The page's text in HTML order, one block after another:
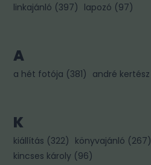
linkajánló (397) lapozó (97)
A
a hét fotója (381) andré kertész
K
kiállítás (322) könyvajánló (267)
kincses károly (96)